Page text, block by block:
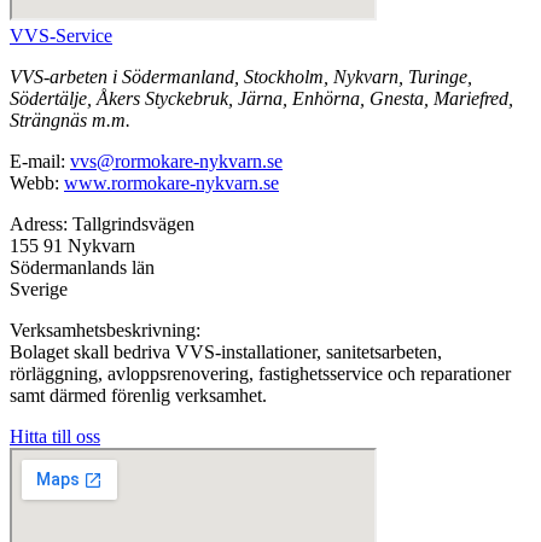
VVS-Service
VVS-arbeten i Södermanland, Stockholm, Nykvarn, Turinge,
Södertälje, Åkers Styckebruk, Järna, Enhörna, Gnesta, Mariefred,
Strängnäs m.m.
E-mail: vvs@rormokare-nykvarn.se
Webb: www.rormokare-nykvarn.se
Adress: Tallgrindsvägen
155 91 Nykvarn
Södermanlands län
Sverige
Verksamhetsbeskrivning:
Bolaget skall bedriva VVS-installationer, sanitetsarbeten,
rörläggning, avloppsrenovering, fastighetsservice och reparationer
samt därmed förenlig verksamhet.
Hitta till oss